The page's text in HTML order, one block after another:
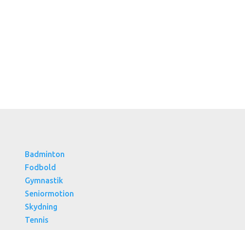
Badminton
Fodbold
Gymnastik
Seniormotion
Skydning
Tennis